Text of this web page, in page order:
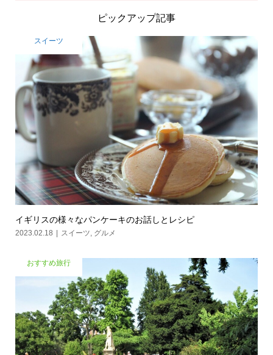
ピックアップ記事
スイーツ
イギリスの様々なパンケーキのお話しとレシピ
2023.02.18 スイーツ, グルメ
おすすめ旅行